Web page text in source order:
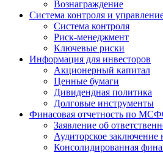
Вознаграждение
Система контроля и
Система контроля
Риск-менеджмент
Ключевые риски
Информация для инвесторов
Акционерный капитал
Ценные бумаги
Дивидендная политика
Долговые инструменты
Финасовая отчетность по
Заявление об
Аудиторское заключение
Консолидированная